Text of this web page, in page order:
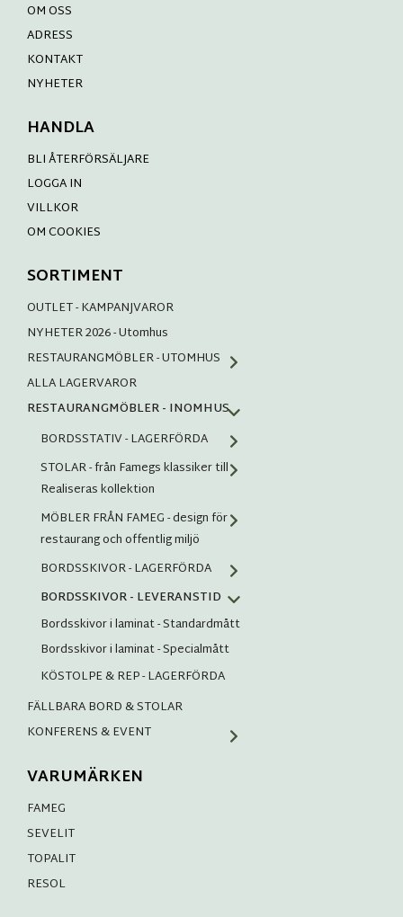
OM OSS
ADRESS
KONTAKT
NYHETER
HANDLA
BLI ÅTERFÖRSÄLJARE
LOGGA IN
VILLKOR
OM COOKIES
SORTIMENT
OUTLET - KAMPANJVAROR
NYHETER 2026 - Utomhus
RESTAURANGMÖBLER - UTOMHUS
ALLA LAGERVAROR
RESTAURANGMÖBLER - INOMHUS
BORDSSTATIV - LAGERFÖRDA
STOLAR - från Famegs klassiker till
Realiseras kollektion
MÖBLER FRÅN FAMEG - design för
restaurang och offentlig miljö
BORDSSKIVOR - LAGERFÖRDA
BORDSSKIVOR - LEVERANSTID
Bordsskivor i laminat - Standardmått
Bordsskivor i laminat - Specialmått
KÖSTOLPE & REP - LAGERFÖRDA
FÄLLBARA BORD & STOLAR
KONFERENS & EVENT
VARUMÄRKEN
FAMEG
SEVELIT
TOPALIT
RESOL